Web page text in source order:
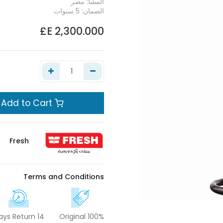
الضمان: 5 سنوات
2,300.000
Add to Cart
Fresh
Terms and Conditions
100% Original
14 Days Return